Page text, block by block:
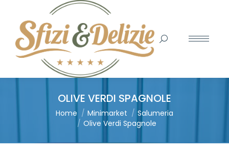
Search:
OLIVE VERDI SPAGNOLE
You are here:Home Minimarket
Salumeria
Olive Verdi Spagnole